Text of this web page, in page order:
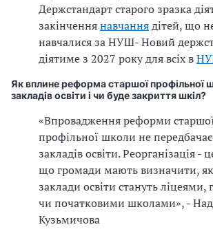
Держстандарт старого зразка
закінченнянавчаннядітей, що
навчалися за НУШ- Новий
діятиме з 2027 року для всіх в
Як вплине реформа старшої профільної
закладів освіти і чи буде закриття шкіл?
«Впровадження реформи
профільної школи не
закладів освіти. Реорганізація -
що громади мають визначити,
заклади освіти стануть ліцеями,
чи початковими школами», -
Кузьмичова